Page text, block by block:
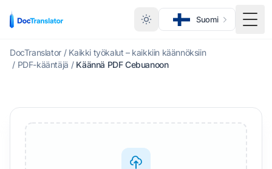
Suomi
DocTranslator / Kaikki työkalut – kaikkiin käännöksiin
/ PDF-kääntäjä / Käännä PDF Cebuanoon